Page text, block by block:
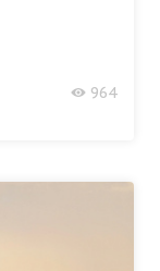
964